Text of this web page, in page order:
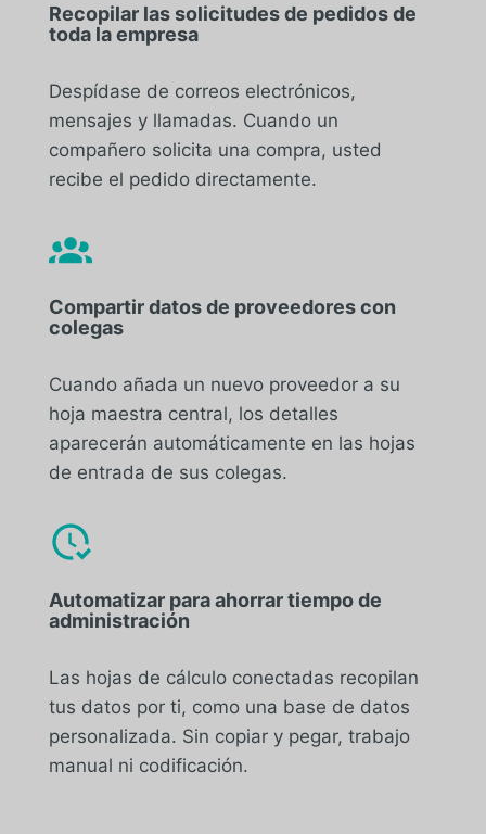
Recopilar las solicitudes de pedidos de
toda la empresa
Despídase de correos electrónicos,
mensajes y llamadas. Cuando un
compañero solicita una compra, usted
recibe el pedido directamente.
Compartir datos de proveedores con
colegas
Cuando añada un nuevo proveedor a su
hoja maestra central, los detalles
aparecerán automáticamente en las hojas
de entrada de sus colegas.
Automatizar para ahorrar tiempo de
administración
Las hojas de cálculo conectadas recopilan
tus datos por ti, como una base de datos
personalizada. Sin copiar y pegar, trabajo
manual ni codificación.